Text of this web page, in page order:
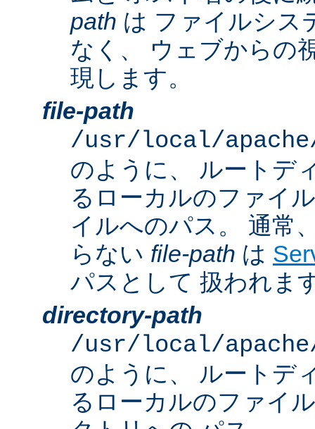
path は ファイルシス
なく、 ウェブからの
現します。
file-path
/usr/local/
のように、 ルートデ
るローカルのファイ
イルへのパス。 通常
らない file-path は
パスとして 扱われま
directory-path
/usr/local/
のように、 ルートデ
るローカルのファイ